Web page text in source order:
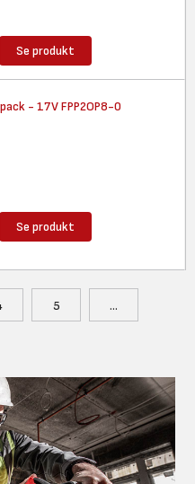
Se produkt
- 17VFPP2OP8-0
Se produkt
5 ...